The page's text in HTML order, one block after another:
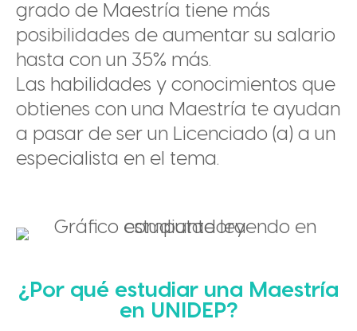
grado de Maestría tiene más
posibilidades de aumentar su salario
hasta con un 35% más.
Las habilidades y conocimientos que
obtienes con una Maestría te ayudan
a pasar de ser un Licenciado (a) a un
especialista en el tema.
¿Por qué estudiar una Maestría
en UNIDEP?